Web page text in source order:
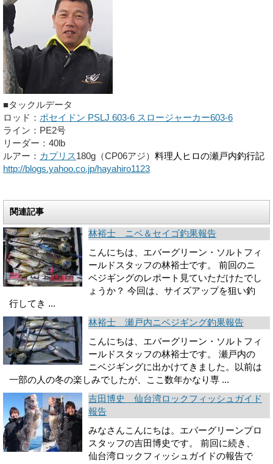
■タックルデータ
ロッド： ポセイドン PSLJ 603-6 スロージャーカー603-6
ライン：PE2号
リーダー：40lb
ルアー： カプリス180g（CP06アジ） 料理人ヒロの瀬戸内釣行記
http://blogs.yahoo.co.jp/hayahiro1123
関連記事
林裕士 ニベ＆セイゴ釣果報告
こんにちは、エバーグリーン・ソルトフィ
ールドスタッフの林裕士です。 前回のニ
ベジギングのレポート見ていただけたでし
ょうか？ 今回は、サイズアップを狙い釣
行してき ...
林裕士 瀬戸内ニベジギング釣果報告
こんにちは、エバーグリーン・ソルトフィ
ールドスタッフの林裕士です。 瀬戸内の
ニベジギングに出かけてきました。以前は
一部の人の冬の楽しみでしたが、ここ数年かなり専 ...
吉田博史 仙台湾ロックフィッシュガイド
報告
みなさんこんにちは。エバーグリーンプロ
スタッフの吉田博史です。 前回に続き、
仙台湾ロックフィッシュガイドの報告で